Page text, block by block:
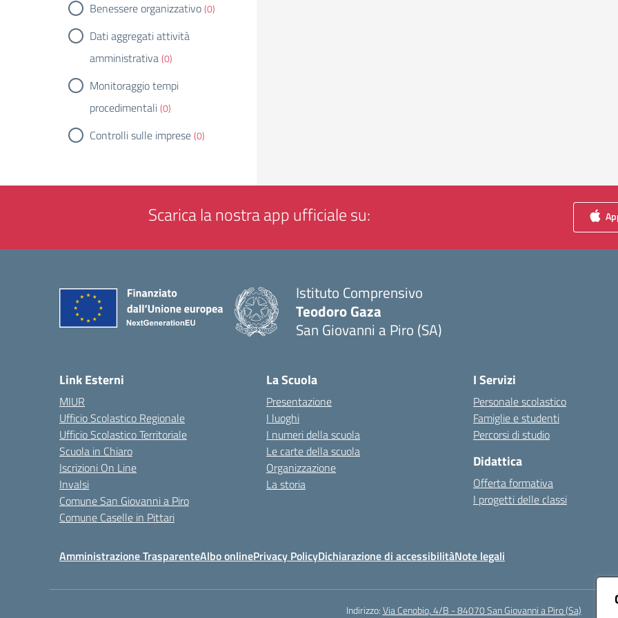
Benessere organizzativo(0)
Dati aggregati attività
amministrativa(0)
Monitoraggio tempi
procedimentali(0)
Controlli sulle imprese(0)
Scarica la nostra app ufficiale su:
Istituto Comprensivo
Teodoro Gaza
San Giovanni a Piro (SA)
Link Esterni
MIUR
Ufficio Scolastico Regionale
Ufficio Scolastico Territoriale
Scuola in Chiaro
Iscrizioni On Line
Invalsi
Comune San Giovanni a Piro
Comune Caselle in Pittari
La Scuola
Presentazione
I luoghi
I numeri della scuola
Le carte della scuola
Organizzazione
La storia
I Servizi
Personale scolastico
Famiglie e studenti
Percorsi di studio
Didattica
Offerta formativa
I progetti delle classi
Amministrazione TrasparenteAlbo onlinePrivacy PolicyDichiarazione di accessibilitàNote legali
Indirizzo:Via Cenobio, 4/B - 84070 San Giovanni a Piro (Sa)